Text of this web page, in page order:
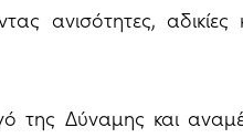
ανισότητες,
της Δύναμης και